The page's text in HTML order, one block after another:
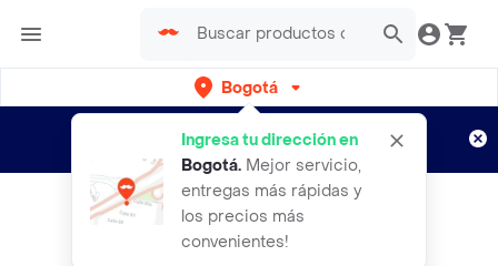
Bogotá
Ingresa tu dirección en
Bogotá. Mejor servicio,
entregas más rápidas y
los precios más
convenientes!
envíos gratis por semanas
Aplican TyC